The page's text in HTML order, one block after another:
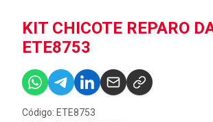
KIT CHICOTE REPARO
ETE8753
Código: ETE8753